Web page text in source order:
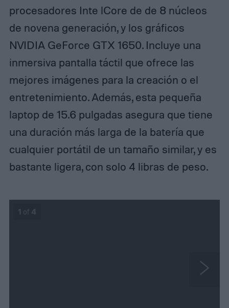
procesadores Inte lCore de de 8 núcleos
de novena generación, y los gráficos
NVIDIA GeForce GTX 1650. Incluye una
inmersiva pantalla táctil que ofrece las
mejores imágenes para la creación o el
entretenimiento. Además, esta pequeña
laptop de 15.6 pulgadas asegura que tiene
una duración más larga de la batería que
cualquier portátil de un tamaño similar, y es
bastante ligera, con solo 4 libras de peso.
1 of 4